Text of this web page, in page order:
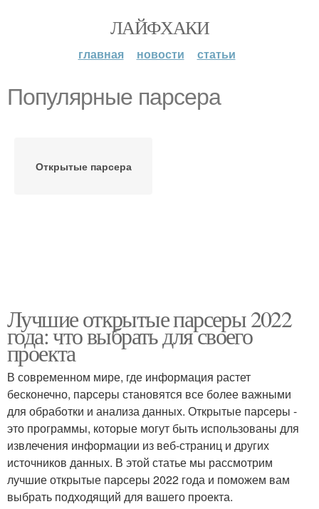
ЛАЙФХАКИ
главная новости статьи
Популярные парсера
Открытые парсера
Лучшие открытые парсеры 2022
года: что выбрать для своего
проекта
В современном мире, где информация растет
бесконечно, парсеры становятся все более важными
для обработки и анализа данных. Открытые парсеры -
это программы, которые могут быть использованы для
извлечения информации из веб-страниц и других
источников данных. В этой статье мы рассмотрим
лучшие открытые парсеры 2022 года и поможем вам
выбрать подходящий для вашего проекта.